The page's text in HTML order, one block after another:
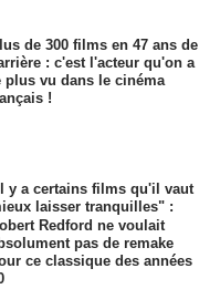
de 300 films en 47 ans de
: c'est l'acteur qu'on a
plus vu dans le cinéma
!
y a certains films qu'il vaut
laisser tranquilles" :
Redford ne voulait
pas de remake
ce classique des années